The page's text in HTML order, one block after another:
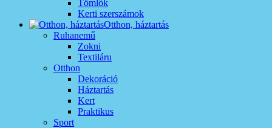
Tömlők
Kerti szerszámok
Otthon, háztartás
Ruhanemű
Zokni
Textiláru
Otthon
Dekoráció
Háztartás
Kert
Praktikus
Sport